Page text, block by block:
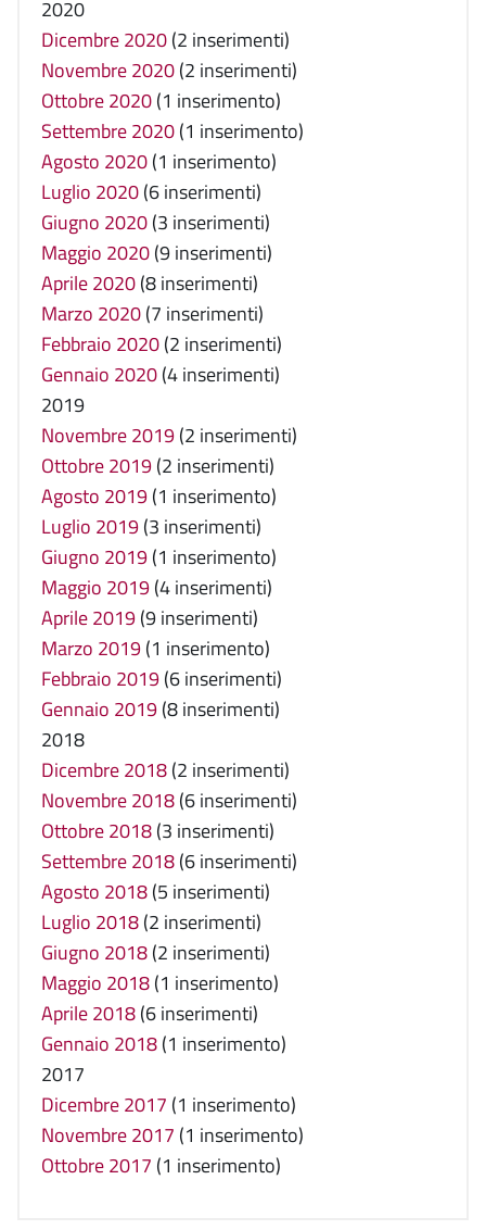
2020
Dicembre 2020(2 inserimenti)
Novembre 2020(2 inserimenti)
Ottobre 2020(1 inserimento)
Settembre 2020(1 inserimento)
Agosto 2020(1 inserimento)
Luglio 2020(6 inserimenti)
Giugno 2020(3 inserimenti)
Maggio 2020(9 inserimenti)
Aprile 2020(8 inserimenti)
Marzo 2020(7 inserimenti)
Febbraio 2020(2 inserimenti)
Gennaio 2020(4 inserimenti)
2019
Novembre 2019(2 inserimenti)
Ottobre 2019(2 inserimenti)
Agosto 2019(1 inserimento)
Luglio 2019(3 inserimenti)
Giugno 2019(1 inserimento)
Maggio 2019(4 inserimenti)
Aprile 2019(9 inserimenti)
Marzo 2019(1 inserimento)
Febbraio 2019(6 inserimenti)
Gennaio 2019(8 inserimenti)
2018
Dicembre 2018(2 inserimenti)
Novembre 2018(6 inserimenti)
Ottobre 2018(3 inserimenti)
Settembre 2018(6 inserimenti)
Agosto 2018(5 inserimenti)
Luglio 2018(2 inserimenti)
Giugno 2018(2 inserimenti)
Maggio 2018(1 inserimento)
Aprile 2018(6 inserimenti)
Gennaio 2018(1 inserimento)
2017
Dicembre 2017 (1 inserimento)
Novembre 2017 (1 inserimento)
Ottobre 2017 (1 inserimento)